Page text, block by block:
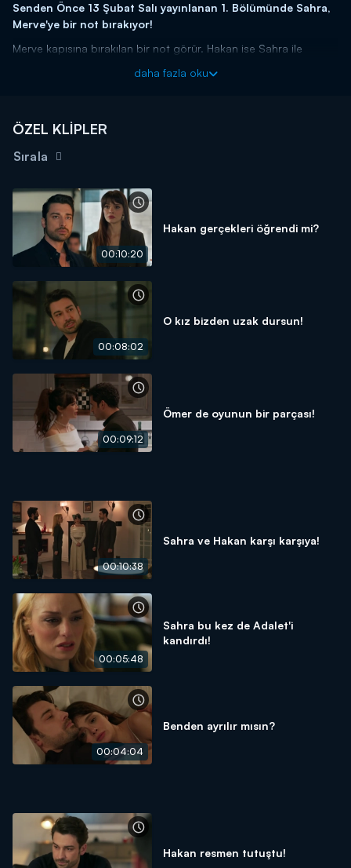
Senden Önce 13 Şubat Salı yayınlanan 1. Bölümünde Sahra,
Merve'ye bir not bırakıyor!
Merve kapısına bırakılan bir not görür. Hakan ise Sahra ile
daha fazla oku
ÖZEL KLİPLER
Sırala
00:10:20
Hakan gerçekleri öğrendi mi?
00:08:02
O kız bizden uzak dursun!
00:09:12
Ömer de oyunun bir parçası!
00:10:38
Sahra ve Hakan karşı karşıya!
00:05:48
Sahra bu kez de Adalet'i
kandırdı!
00:04:04
Benden ayrılır mısın?
Hakan resmen tutuştu!